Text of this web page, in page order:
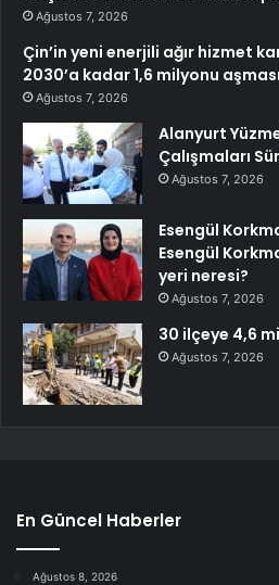
Ağustos 7, 2026
Çin’in yeni enerjili ağır hizmet
2030’a kadar 1,6 milyonu
Ağustos 7, 2026
Alanyurt
Çalışmaları
Ağustos 7, 2026
Esengül
Esengül
yeri neresi?
Ağustos 7, 2026
30 ilçeye 4,6
Ağustos 7, 2026
En Güncel Haberler
Ağustos 8, 2026